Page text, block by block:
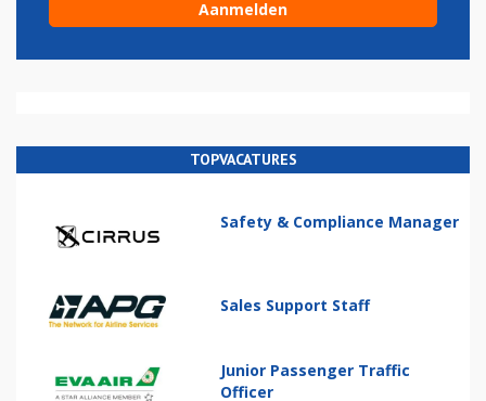
TOPVACATURES
Safety & Compliance Manager
Sales Support Staff
Junior Passenger Traffic
Officer